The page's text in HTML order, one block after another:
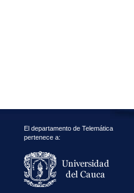
El departamento de Telemática
pertenece a: